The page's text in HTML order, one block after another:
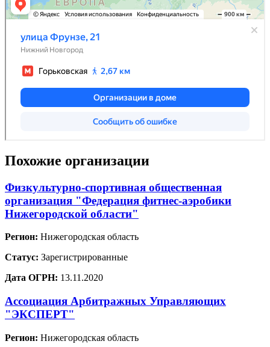
Похожие организации
Физкультурно-спортивная общественная
организация "Федерация фитнес-аэробики
Нижегородской области"
Регион: Нижегородская область
Статус: Зарегистрированные
Дата ОГРН: 13.11.2020
Ассоциация Арбитражных Управляющих
"ЭКСПЕРТ"
Регион: Нижегородская область